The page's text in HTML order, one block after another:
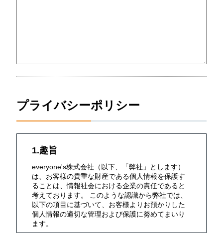
プライバシーポリシー
1.趣旨
everyone's株式会社（以下、「弊社」とします）
は、お客様の貴重な財産である個人情報を保護す
ることは、情報社会における企業の責任であると
考えております。 このような認識から弊社では、
以下の項目に基づいて、お客様よりお預かりした
個人情報の適切な管理および保護に努めてまいり
ます。